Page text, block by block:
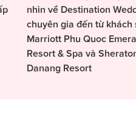
nhìn về Destination
chuyên gia đến từ khách
Marriott Phu Quoc
Resort & Spa và
Danang Resort